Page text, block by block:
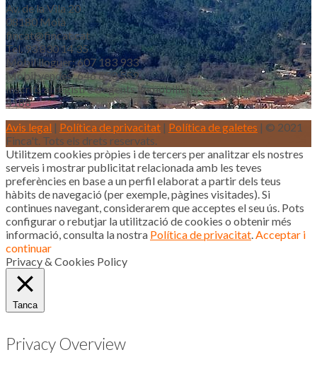
Av. de la Vila 20
08180 Moià
fincat@fincat.cat
Tel. 93 830 14 35
Mòbil lloguer: 607 183 933
Mòbil vendes: 646 853 559
Inscrits al registre d’agents immobiliaris de Catalunya aicat
4188
Avis legal | Política de privacitat | Política de galetes | © 2021
Finca't. Tots els drets reservats.
Utilitzem cookies pròpies i de tercers per analitzar els nostres
serveis i mostrar publicitat relacionada amb les teves
preferències en base a un perfil elaborat a partir dels teus
hàbits de navegació (per exemple, pàgines visitades). Si
continues navegant, considerarem que acceptes el seu ús. Pots
configurar o rebutjar la utilització de cookies o obtenir més
informació, consulta la nostra Política de privacitat Acceptar i
continuar
Privacy & Cookies Policy
Tanca
Privacy Overview